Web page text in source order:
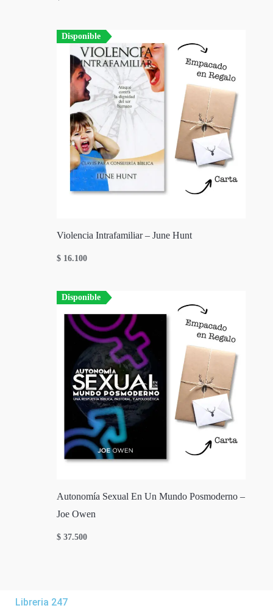
Disponible
Violencia Intrafamiliar – June Hunt
$ 16.100
Disponible
Autonomía Sexual En Un Mundo Posmoderno –
Joe Owen
$ 37.500
Libreria 247